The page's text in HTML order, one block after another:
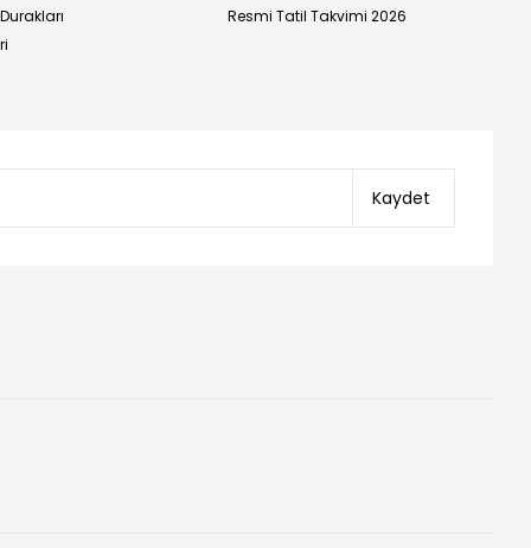
Resmi Tatil Takvimi 2026
Kaydet